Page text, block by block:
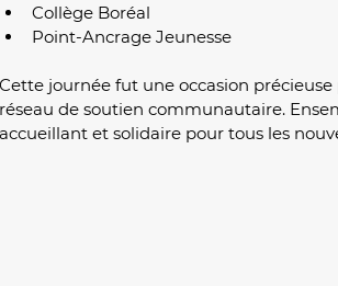
Collège Boréal
Point-Ancrage Jeunesse
Cette journée fut une occasion
réseau de soutien communautaire.
accueillant et solidaire pour tous les